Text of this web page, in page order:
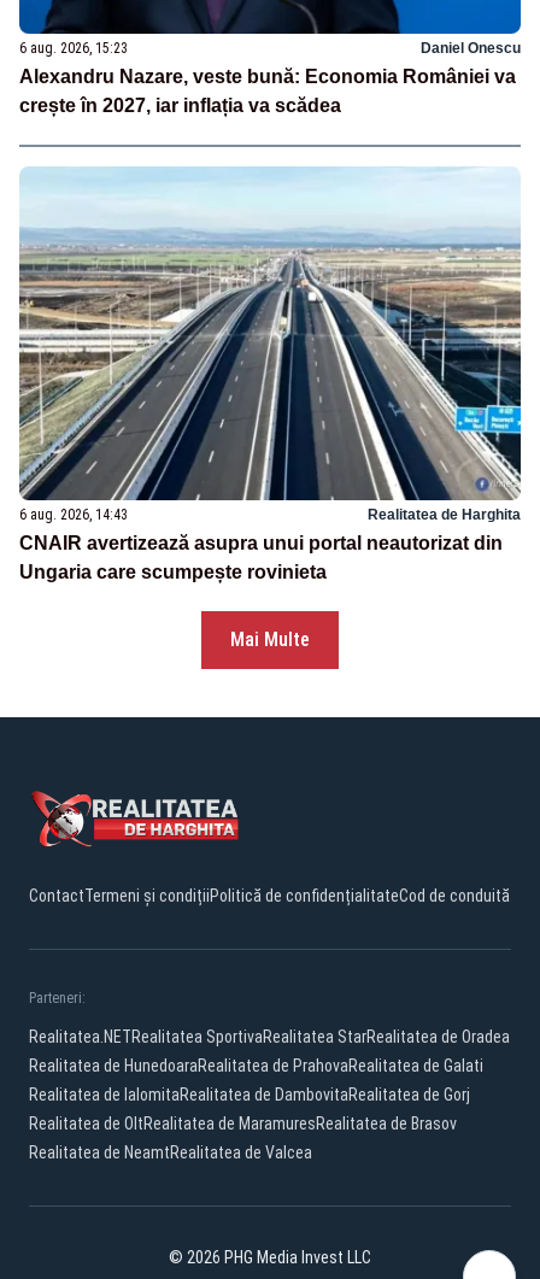
6 aug. 2026, 15:23 Daniel Onescu
Alexandru Nazare, veste bună: Economia României va
crește în 2027, iar inflația va scădea
6 aug. 2026, 14:43 Realitatea de Harghita
CNAIR avertizează asupra unui portal neautorizat din
Ungaria care scumpește rovinieta
Mai Multe
ContactTermeni și condițiiPolitică de confidențialitateCod de conduită
Parteneri:
Realitatea.NETRealitatea SportivaRealitatea StarRealitatea de Oradea
Realitatea de HunedoaraRealitatea de PrahovaRealitatea de Galati
Realitatea de IalomitaRealitatea de DambovitaRealitatea de Gorj
Realitatea de OltRealitatea de MaramuresRealitatea de Brasov
Realitatea de NeamtRealitatea de Valcea
© 2026 PHG Media Invest LLC